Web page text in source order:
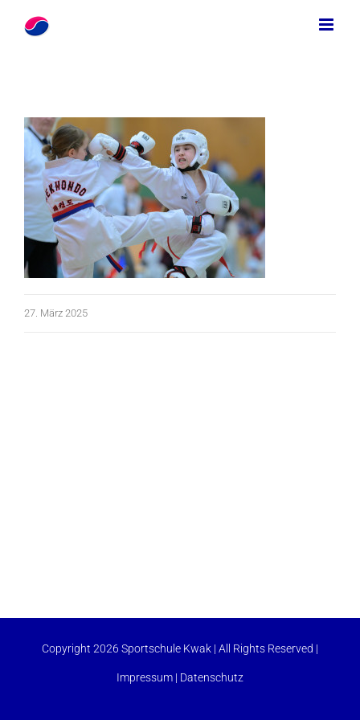
Zum
Inhalt
27. März 2025
Copyright 2026 Sportschule Kwak | All Rights Reserved |
Impressum | Datenschutz